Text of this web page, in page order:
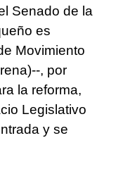
Senado de la
es
Movimiento
, por
la reforma,
Legislativo
y se